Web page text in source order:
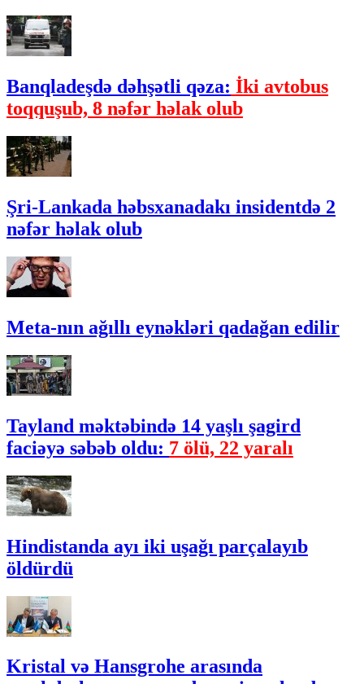
Banqladeşdə dəhşətli qəza: İki avtobus
toqquşub, 8 nəfər həlak olub
Şri-Lankada həbsxanadakı insidentdə 2
nəfər həlak olub
Meta-nın ağıllı eynəkləri qadağan edilir
Tayland məktəbində 14 yaşlı şagird
faciəyə səbəb oldu: 7 ölü, 22 yaralı
Hindistanda ayı iki uşağı parçalayıb
öldürdü
Kristal və Hansgrohe arasında